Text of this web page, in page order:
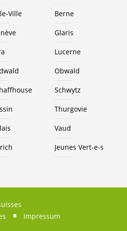
Ville Berne
Glaris
Lucerne
Obwald
Schwytz
Thurgovie
Vaud
Jeunes Vert-e-s
Impressum